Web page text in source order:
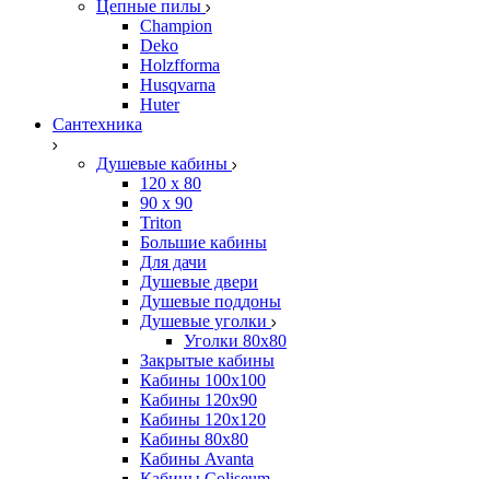
Цепные пилы
Champion
Deko
Holzfforma
Husqvarna
Huter
Сантехника
Душевые кабины
120 x 80
90 х 90
Triton
Большие кабины
Для дачи
Душевые двери
Душевые поддоны
Душевые уголки
Уголки 80х80
Закрытые кабины
Кабины 100x100
Кабины 120x90
Кабины 120х120
Кабины 80х80
Кабины Avanta